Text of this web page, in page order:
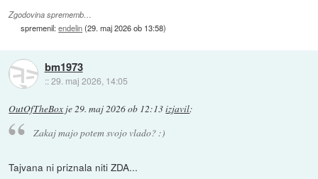
Zgodovina sprememb…
spremenil:endelin(29. maj 2026 ob 13:58)
bm1973
::29. maj 2026, 14:05
OutOfTheBox je29. maj 2026 ob 12:13izjavil:
Zakaj majo potem svojo vlado? :)
Tajvana ni priznala niti ZDA...